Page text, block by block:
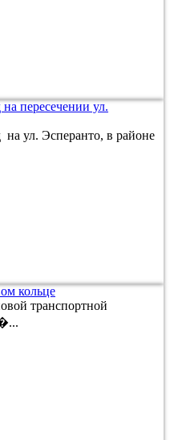
пересечении ул.
ул. Эсперанто, в районе
кольце
транспортной